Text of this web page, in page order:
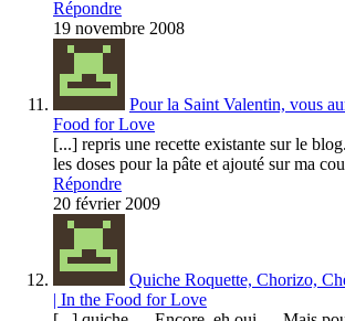
Répondre
19 novembre 2008
Pour la Saint Valentin, vous
Food for Love
[...] repris une recette existante sur le
les doses pour la pâte et ajouté sur ma
Répondre
20 février 2009
Quiche Roquette, Chorizo,
| In the Food for Love